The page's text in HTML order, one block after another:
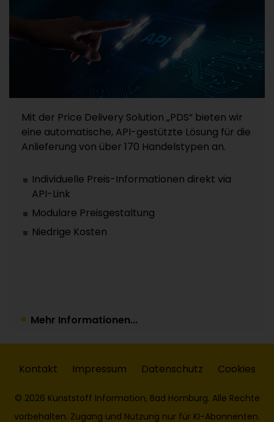
Mit der Price Delivery Solution „PDS“ bieten wir
eine automatische, API-gestützte Lösung für die
Anlieferung von über 170 Handelstypen an.
Individuelle Preis-Informationen direkt via
API-Link
Modulare Preisgestaltung
Niedrige Kosten
Mehr Informationen...
Kontakt Impressum Datenschutz Cookies
© 2026 Kunststoff Information, Bad Homburg. Alle Rechte
vorbehalten. Zugang und Nutzung nur für KI-Abonnenten.